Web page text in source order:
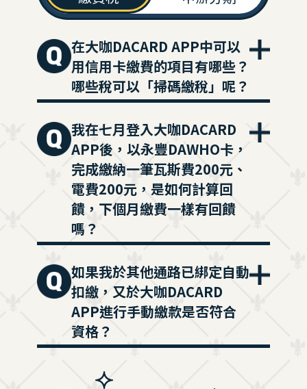
在大咖DACARD APP中可以
用信用卡繳費的項目有哪些？
哪些稅可以「掃碼繳稅」呢？
我在七月登入大咖DACARD
APP後，以永豐DAWHO卡，
完成繳納一筆瓦斯費200元、
電費200元，是如何計算回
饋，下個月繳費一樣有回饋
嗎？
如果我於其他通路已綁定自動
扣繳，又於大咖DACARD
APP進行手動繳款是否符合
資格？